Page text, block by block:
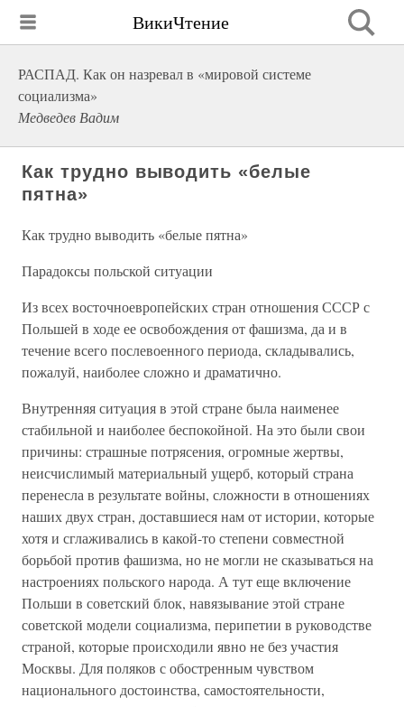
ВикиЧтение
РАСПАД. Как он назревал в «мировой системе
социализма»
Медведев Вадим
Как трудно выводить «белые
пятна»
Как трудно выводить «белые пятна»
Парадоксы польской ситуации
Из всех восточноевропейских стран отношения СССР с
Польшей в ходе ее освобождения от фашизма, да и в
течение всего послевоенного периода, складывались,
пожалуй, наиболее сложно и драматично.
Внутренняя ситуация в этой стране была наименее
стабильной и наиболее беспокойной. На это были свои
причины: страшные потрясения, огромные жертвы,
неисчислимый материальный ущерб, который страна
перенесла в результате войны, сложности в отношениях
наших двух стран, доставшиеся нам от истории, которые
хотя и сглаживались в какой-то степени совместной
борьбой против фашизма, но не могли не сказываться на
настроениях польского народа. А тут еще включение
Польши в советский блок, навязывание этой стране
советской модели социализма, перипетии в руководстве
страной, которые происходили явно не без участия
Москвы. Для поляков с обостренным чувством
национального достоинства, самостоятельности,